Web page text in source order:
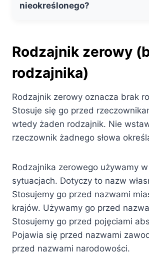
nieokreślonego?
Rodzajnik zerowy
rodzajnika)
Rodzajnik zerowy oznacza brak
Stosuje się go przed
wtedy żaden rodzajnik. Nie
rzeczownik żadnego słowa
Rodzajnika zerowego używamy
sytuacjach. Dotyczy to nazw
Stosujemy go przed nazwami
krajów. Używamy go przed
Stosujemy go przed pojęciami
Pojawia się przed nazwami
przed nazwami narodowości.